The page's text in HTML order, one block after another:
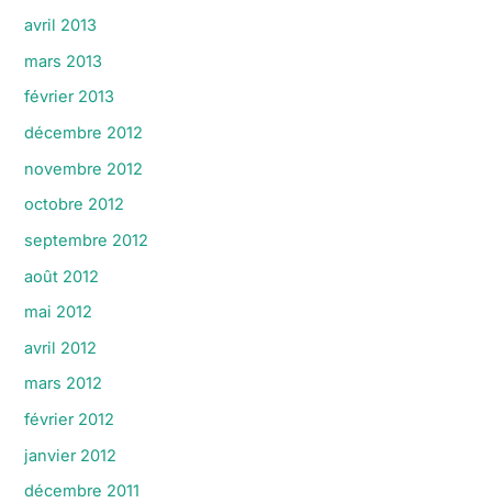
avril 2013
mars 2013
février 2013
décembre 2012
novembre 2012
octobre 2012
septembre 2012
août 2012
mai 2012
avril 2012
mars 2012
février 2012
janvier 2012
décembre 2011